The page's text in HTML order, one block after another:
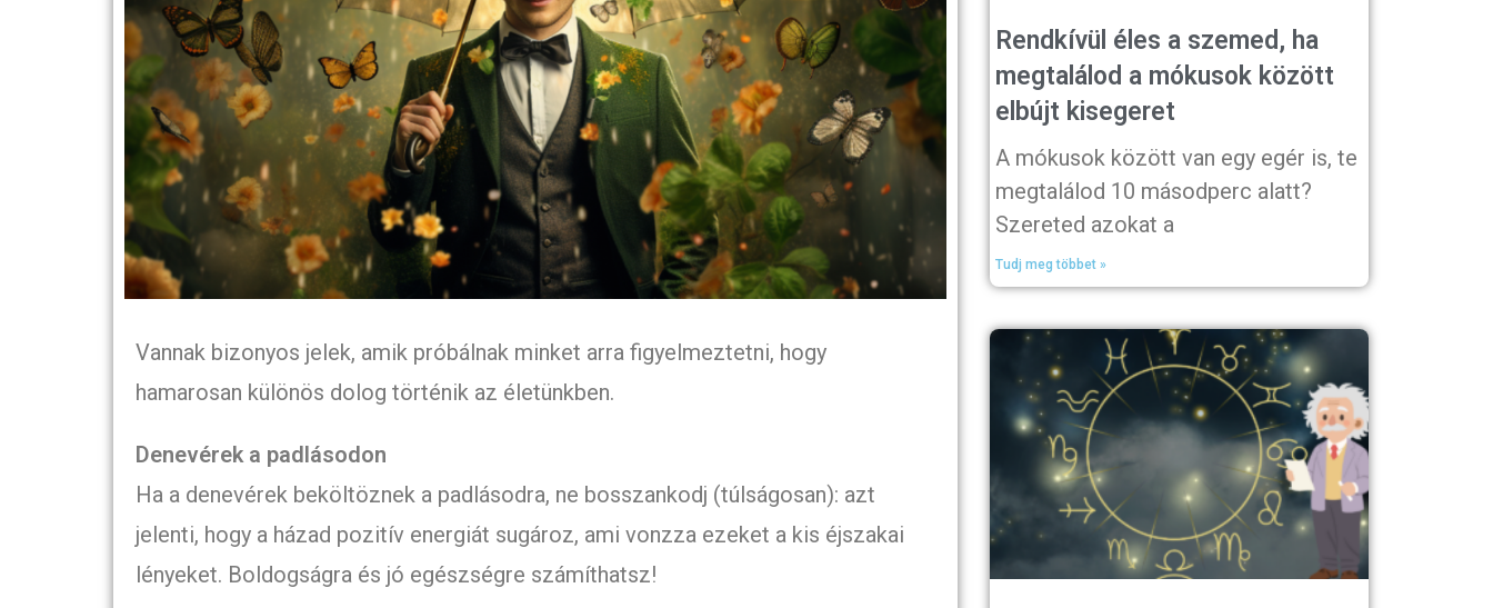
Vannak bizonyos jelek, amik próbálnak minket arra figyelmeztetni, hogy
hamarosan különös dolog történik az életünkben.
Denevérek a padlásodon
Ha a denevérek beköltöznek a padlásodra, ne bosszankodj (túlságosan): azt
jelenti, hogy a házad pozitív energiát sugároz, ami vonzza ezeket a kis éjszakai
lényeket. Boldogságra és jó egészségre számíthatsz!
Rendkívül éles a szemed, ha
megtalálod a mókusok között
elbújt kisegeret
A mókusok között van egy egér is, te
megtalálod 10 másodperc alatt?
Szereted azokat a
Tudj meg többet »